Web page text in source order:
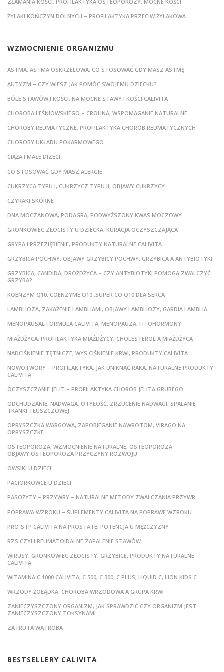
ŻYLAKI KOŃCZYN DOLNYCH – PROFILAKTYKA PRZECIW ŻYLAKOWA
WZMOCNIENIE ORGANIZMU
ASTMA. ASTMA OSKRZELOWA, CO STOSOWAĆ GDY MASZ ASTMĘ
AUTYZM – CZY WIESZ JAK POMÓC SWOJEMU DZIECKU?
BÓLE STAWÓW I KOŚCI, NA MOCNE STAWY I KOŚCI CALIVITA
CHOROBA LEŚNIOWSKIEGO – CROHNA, WSPOMAGANIE NATURALNE
CHOROBY REUMATYCZNE, PROFILAKTYKA CHORÓB REUMATYCZNYCH
CHOROBY UKŁADU POKARMOWEGO
CIĄŻA I MAŁE DIZECI
CO STOSOWAĆ GDY MASZ ALERGIE
CUKRZYCA TYPU I, CUKRZYCZ TYPU II, OBJAWY CUKRZYCY
CZYRAKI SKÓRNE
DNA MOCZANOWA, PODAGRA, PODWYŻSZONY KWAS MOCZOWY
GRONKOWIEC ZŁOCISTY U DZIECKA, KURACJA OCZYSZCZAJĄCA
GRYPA I PRZEZIĘBIENIE, PRODUKTY NATURALNE CALIVITA
GRZYBICA POCHWY, OBJAWY GRZYBICY POCHWY, GRZYBICA A ANTYBIOTYKI
GRZYBICA, CANDIDA, DROŻDŻYCA – CZY ANTYBIOTYKI POMOGĄ ZWALCZYĆ
GRZYBA?
KOENZYM Q10, COENZYME Q10 ,SUPER CO Q10 DLA SERCA
LAMBLIOZA, ZAKAŻENIE LAMBLIAMI, OBJAWY LAMBLIOZY, GARDIA LAMBLIA
MENOPAUSAL FORMULA CALIVITA, MENOPAUZA, FITOHORMONY
MIAŻDŻYCA, PROFILAKTYKA MIAŻDŻYCY, CHOLESTEROL A MIAŻDŻYCA
NADCIŚNIENIE TĘTNICZE, WYS.CIŚNIENIE KRWI, PRODUKTY CALIVITA
NOWOTWORY – PROFILAKTYKA, JAK UNIKNĄĆ RAKA, NATURALNE PRODUKTY
CALIVITA
OCZYSZCZANIE JELIT – PROFILAKTYKA CHORÓB JELITA GRUBEGO
ODCHUDZANIE, NADWAGA, OTYŁOŚĆ, ZRZUCENIE NADWAGI, SPALANIE
TKANKI TŁUSZCZOWEJ
OPRYSZCZKA WARGOWA, ZAPOBIEGANIE NAWROTOM, VIRAGO NA
OPRYSZCZKE
OSTEOPOROZA, WZMOCNIENIE NATURALNE, OSTEOPOROZA
OBJAWY,OSTEOPOROZA PRZYCZYNY ROZWOJU
OWSIKI U DZIECI
PACIORKOWCE U DZIECI
PASOŻYTY – PRZYWRY – NATURALNE METODY ZWALCZANIA PRZYWR
POPRAWA WZROKU – SUPLEMENTY CALIVITA NA POPRAWĘ WZROKU
PRO-STP CALIVITA NA PROSTATE, POTENCJA U MĘŻCZYZNY
RZS CZYLI REUMATOIDALNE ZAPALENIE STAWÓW
WIRUSY, GRONKOWIEC ZŁOCISTY, GRZYBICE, PRODUKTY NATURALNE
CALIVITA
WITAMINA C 1000 CALIVITA, C 500, C 300, C PLUS, LIQUID C, LION KIDS C
WRZODY ŻOŁĄDKA, CHOROBA WRZODOWA A GRUPA KRWI
ZANIECZYSZCZONY ORGANIZM, JAK SPRAWDZIĆ CZY ORGANIZM JEST
ZANIECZYSZCZONY TOKSYNAMI
ZATRUTA WĄTROBA
BESTSELLERY CALIVITA